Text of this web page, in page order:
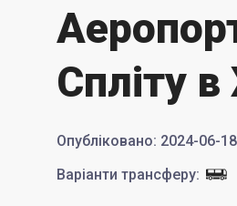
Спліту в
Опубліковано: 2024-06-18
Варіанти трансферу: